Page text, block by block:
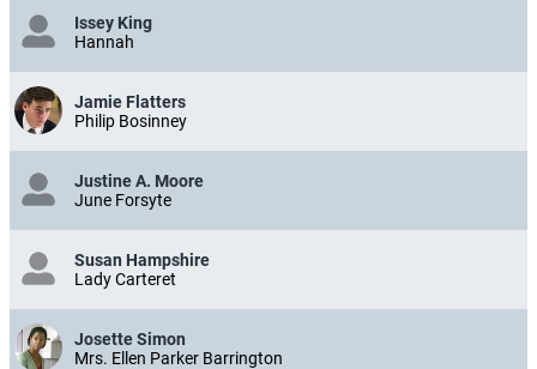
Issey King
Hannah
Jamie Flatters
Philip Bosinney
Justine A. Moore
June Forsyte
Susan Hampshire
Lady Carteret
Josette Simon
Mrs. Ellen Parker Barrington